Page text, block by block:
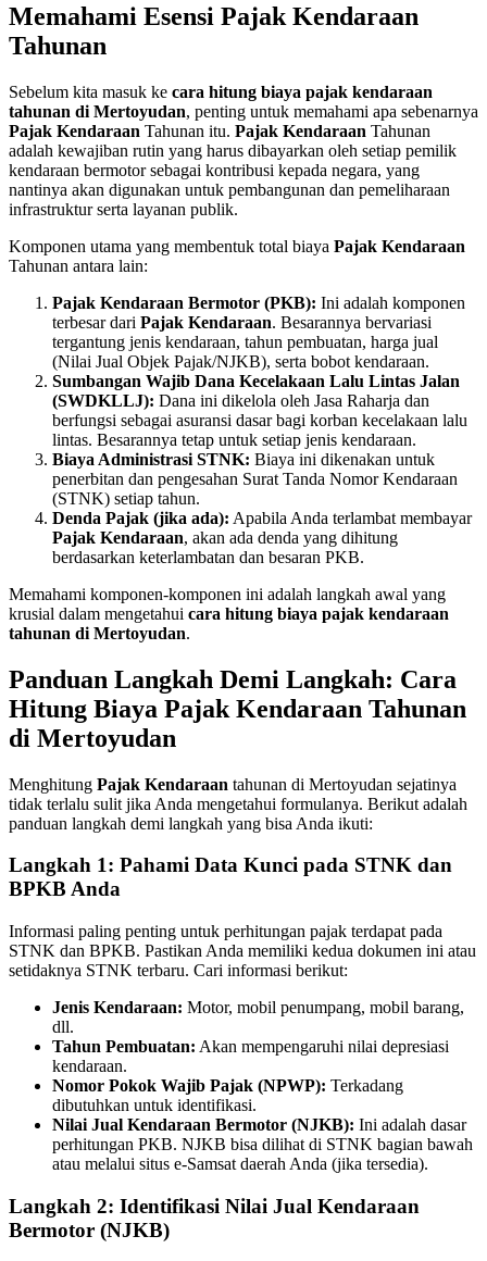
Memahami Esensi Pajak Kendaraan
Tahunan
Sebelum kita masuk ke cara hitung biaya pajak kendaraan
tahunan di Mertoyudan, penting untuk memahami apa sebenarnya
Pajak Kendaraan Tahunan itu. Pajak Kendaraan Tahunan
adalah kewajiban rutin yang harus dibayarkan oleh setiap pemilik
kendaraan bermotor sebagai kontribusi kepada negara, yang
nantinya akan digunakan untuk pembangunan dan pemeliharaan
infrastruktur serta layanan publik.
Komponen utama yang membentuk total biaya Pajak Kendaraan
Tahunan antara lain:
Pajak Kendaraan Bermotor (PKB): Ini adalah komponen
terbesar dari Pajak Kendaraan. Besarannya bervariasi
tergantung jenis kendaraan, tahun pembuatan, harga jual
(Nilai Jual Objek Pajak/NJKB), serta bobot kendaraan.
Sumbangan Wajib Dana Kecelakaan Lalu Lintas Jalan
(SWDKLLJ): Dana ini dikelola oleh Jasa Raharja dan
berfungsi sebagai asuransi dasar bagi korban kecelakaan lalu
lintas. Besarannya tetap untuk setiap jenis kendaraan.
Biaya Administrasi STNK: Biaya ini dikenakan untuk
penerbitan dan pengesahan Surat Tanda Nomor Kendaraan
(STNK) setiap tahun.
Denda Pajak (jika ada): Apabila Anda terlambat membayar
Pajak Kendaraan, akan ada denda yang dihitung
berdasarkan keterlambatan dan besaran PKB.
Memahami komponen-komponen ini adalah langkah awal yang
krusial dalam mengetahui cara hitung biaya pajak kendaraan
tahunan di Mertoyudan.
Panduan Langkah Demi Langkah: Cara
Hitung Biaya Pajak Kendaraan Tahunan
di Mertoyudan
Menghitung Pajak Kendaraan tahunan di Mertoyudan sejatinya
tidak terlalu sulit jika Anda mengetahui formulanya. Berikut adalah
panduan langkah demi langkah yang bisa Anda ikuti:
Langkah 1: Pahami Data Kunci pada STNK dan
BPKB Anda
Informasi paling penting untuk perhitungan pajak terdapat pada
STNK dan BPKB. Pastikan Anda memiliki kedua dokumen ini atau
setidaknya STNK terbaru. Cari informasi berikut:
Jenis Kendaraan: Motor, mobil penumpang, mobil barang,
dll.
Tahun Pembuatan: Akan mempengaruhi nilai depresiasi
kendaraan.
Nomor Pokok Wajib Pajak (NPWP): Terkadang
dibutuhkan untuk identifikasi.
Nilai Jual Kendaraan Bermotor (NJKB): Ini adalah dasar
perhitungan PKB. NJKB bisa dilihat di STNK bagian bawah
atau melalui situs e-Samsat daerah Anda (jika tersedia).
Langkah 2: Identifikasi Nilai Jual Kendaraan
Bermotor (NJKB)